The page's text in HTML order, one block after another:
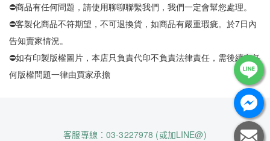
⛔商品有任何問題，請使用聊聊聯繫我們，我們一定會幫您處理。
⛔客製化商品不符期望，不可退換貨，如商品有嚴重瑕疵。於7日內
告知賣家情況。
⛔如有印製版權圖片，本店只負責代印不負責法律責任，需後續有任
何版權問題一律由買家承擔
客服專線：03-3227978 (或加LINE@)